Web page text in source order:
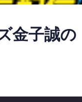
金子誠の